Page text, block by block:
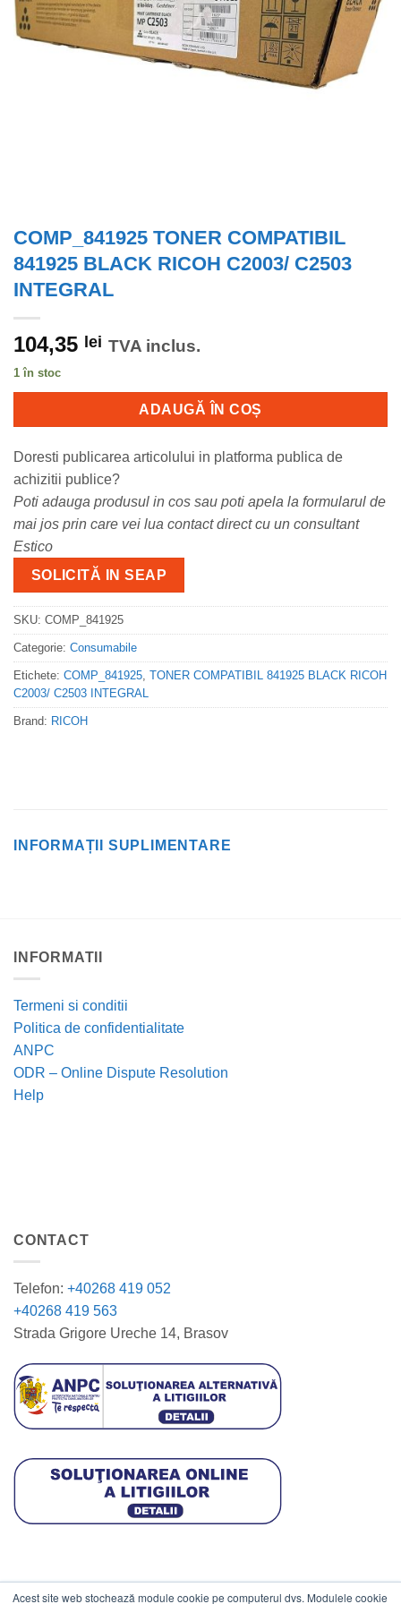
Acest site web stochează module cookie pe computerul dvs. Modulele cookie
COMP_841925 TONER COMPATIBIL
841925 BLACK RICOH C2003/ C2503
INTEGRAL
104,35 lei TVA inclus.
1 în stoc
ADAUGĂ ÎN COȘ
Doresti publicarea articolului in platforma publica de
achizitii publice?
Poti adauga produsul in cos sau poti apela la formularul de
mai jos prin care vei lua contact direct cu un consultant
Estico
SOLICITĂ IN SEAP
SKU: COMP_841925
Categorie: Consumabile
Etichete: COMP_841925, TONER COMPATIBIL 841925 BLACK RICOH
C2003/ C2503 INTEGRAL
Brand: RICOH
INFORMAȚII SUPLIMENTARE
INFORMATII
Termeni si conditii
Politica de confidentialitate
ANPC
ODR – Online Dispute Resolution
Help
CONTACT
Telefon: +40268 419 052
+40268 419 563
Strada Grigore Ureche 14, Brasov